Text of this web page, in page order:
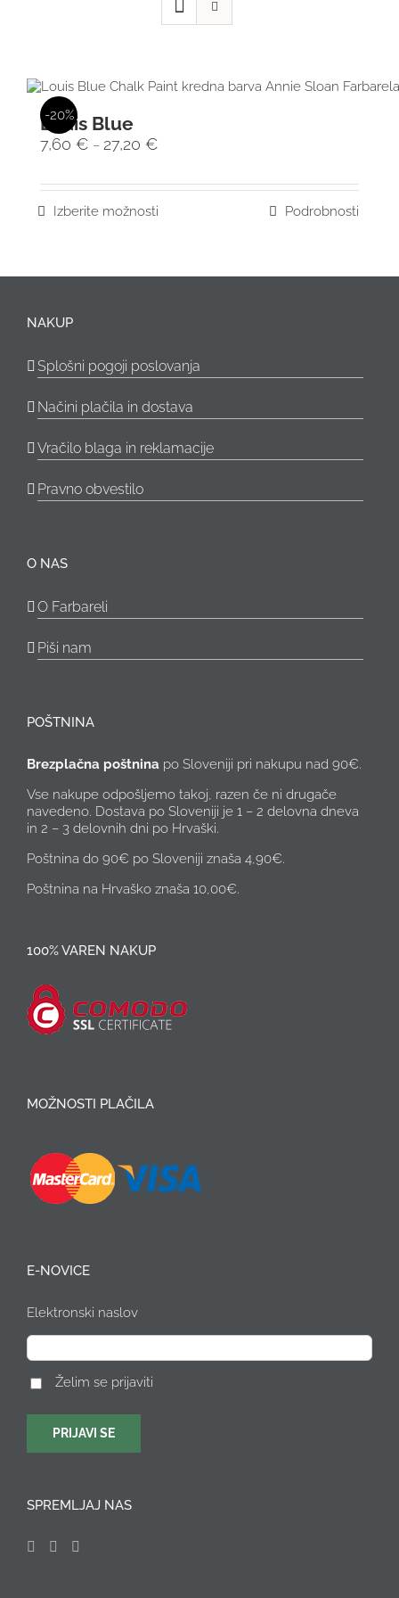
-20%
Louis Blue
7,60 € – 27,20 €
Izberite možnosti Podrobnosti
NAKUP
Splošni pogoji poslovanja
Načini plačila in dostava
Vračilo blaga in reklamacije
Pravno obvestilo
O NAS
O Farbareli
Piši nam
POŠTNINA
Brezplačna poštnina po Sloveniji pri nakupu nad 90€.
Vse nakupe odpošljemo takoj, razen če ni drugače
navedeno. Dostava po Sloveniji je 1 – 2 delovna dneva
in 2 – 3 delovnih dni po Hrvaški.
Poštnina do 90€ po Sloveniji znaša 4,90€.
Poštnina na Hrvaško znaša 10,00€.
100% VAREN NAKUP
MOŽNOSTI PLAČILA
E-NOVICE
Elektronski naslov
Želim se prijaviti
SPREMLJAJ NAS